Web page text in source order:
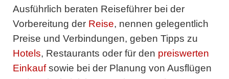
Ausführlich beraten Reiseführer bei der
Vorbereitung der Reise, nennen gelegentlich
Preise und Verbindungen, geben Tipps zu
Hotels, Restaurants oder für den preiswerten
Einkaufsowie bei der Planung von Ausflügen